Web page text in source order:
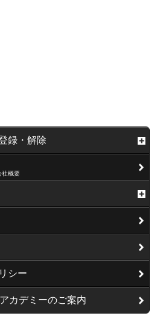
録・解除
社概要
シー
カデミーのご案内